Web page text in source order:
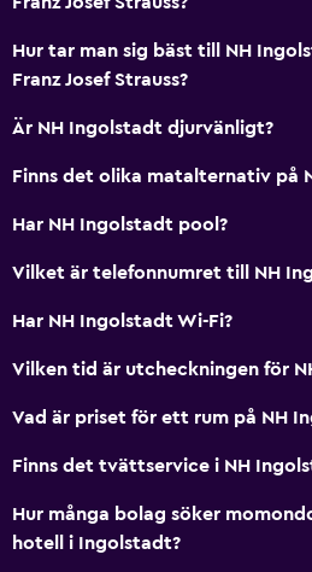
Hur tar man sig bäst till NH
Franz Josef Strauss?
Är NH Ingolstadt djurvänligt?
Finns det olika matalternativ på
Har NH Ingolstadt pool?
Vilket är telefonnumret till NH
Har NH Ingolstadt Wi-Fi?
Vilken tid är utcheckningen för
Vad är priset för ett rum på NH
Finns det tvättservice i NH
Hur många bolag söker
hotell i Ingolstadt?